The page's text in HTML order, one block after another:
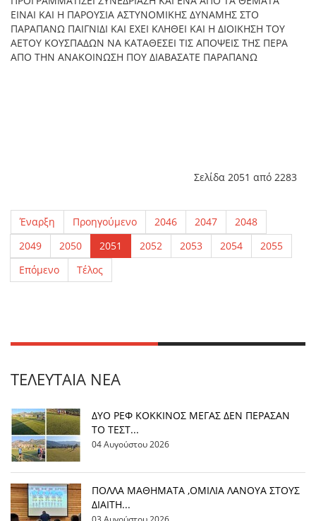
ΕΙΝΑΙ ΚΑΙ Η ΠΑΡΟΥΣΙΑ ΑΣΤΥΝΟΜΙΚΗΣ ΔΥΝΑΜΗΣ ΣΤΟ
ΠΑΡΑΠΑΝΩ ΠΑΙΓΝΙΔΙ ΚΑΙ ΕΧΕΙ ΚΛΗΘΕΙ ΚΑΙ Η ΔΙΟΙΚΗΣΗ ΤΟΥ
ΑΕΤΟΥ ΚΟΥΣΠΑΔΩΝ ΝΑ ΚΑΤΑΘΕΣΕΙ ΤΙΣ ΑΠΟΨΕΙΣ ΤΗΣ ΠΕΡΑ
ΑΠΟ ΤΗΝ ΑΝΑΚΟΙΝΩΣΗ ΠΟΥ ΔΙΑΒΑΣΑΤΕ ΠΑΡΑΠΑΝΩ
Σελίδα 2051 από 2283
Έναρξη Προηγούμενο 2046 2047
2048
2049
2050 2051 2052 2053 2054
2055
Επόμενο
Τέλος
ΤΕΛΕΥΤΑΊΑ ΝΈΑ
ΔΥΟ ΡΕΦ ΚΟΚΚΙΝΟΣ ΜΕΓΑΣ ΔΕΝ ΠΕΡΑΣΑΝ
ΤΟ ΤΕΣΤ...
04 Αυγούστου 2026
ΠΟΛΛΑ ΜΑΘΗΜΑΤΑ ,ΟΜΙΛΙΑ ΛΑΝΟΥΑ ΣΤΟΥΣ
ΔΙΑΙΤΗ...